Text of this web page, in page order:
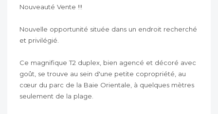
Nouveauté Vente !!!
Nouvelle opportunité située dans un endroit recherché
et privilégié.
Ce magnifique T2 duplex, bien agencé et décoré avec
goût, se trouve au sein d'une petite copropriété, au
cœur du parc de la Baie Orientale, à quelques mètres
seulement de la plage.